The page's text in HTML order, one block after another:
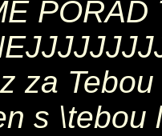
PORAD
za
s \tebou